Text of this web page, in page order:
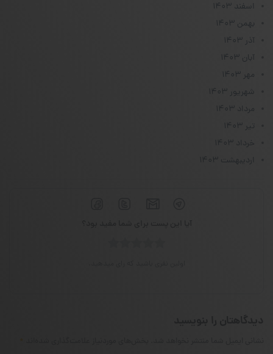
اسفند ۱۴۰۳
بهمن ۱۴۰۳
آذر ۱۴۰۳
آبان ۱۴۰۳
مهر ۱۴۰۳
شهریور ۱۴۰۳
مرداد ۱۴۰۳
تیر ۱۴۰۳
خرداد ۱۴۰۳
اردیبهشت ۱۴۰۳